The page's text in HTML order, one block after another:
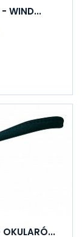
WIND...